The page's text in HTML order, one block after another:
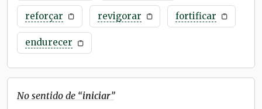
reforçar revigorar fortificar
endurecer
No sentido de “iniciar”